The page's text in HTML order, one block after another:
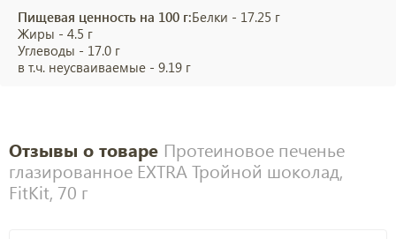
Пищевая ценность на 100 г:Белки - 17.25 г
Жиры - 4.5 г
Углеводы - 17.0 г
в т.ч. неусваиваемые - 9.19 г
Отзывы о товаре Протеиновое печенье
глазированное EXTRA Тройной шоколад,
FitKit, 70 г